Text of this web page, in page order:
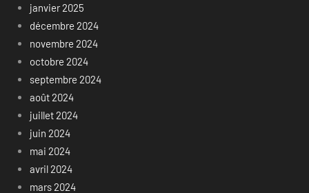
janvier 2025
décembre 2024
novembre 2024
octobre 2024
septembre 2024
août 2024
juillet 2024
juin 2024
mai 2024
avril 2024
mars 2024